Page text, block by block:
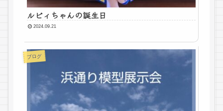
ルビィちゃんの誕生日
2024.09.21
ブログ